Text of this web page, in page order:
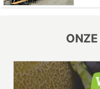
ONZE